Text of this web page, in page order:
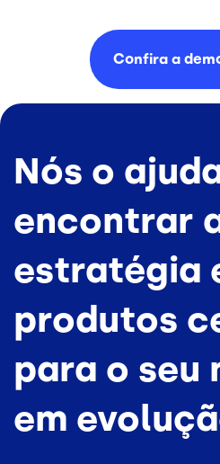
Confira a
Nós o
encontrar
estratégia
produtos
para o seu
em